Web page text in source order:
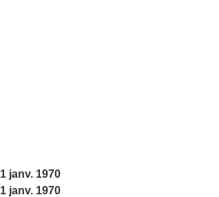
1 janv. 1970
1 janv. 1970